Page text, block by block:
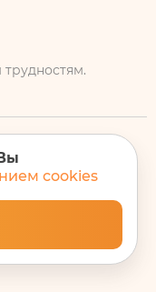
cookies
на сайте, вы
психолога